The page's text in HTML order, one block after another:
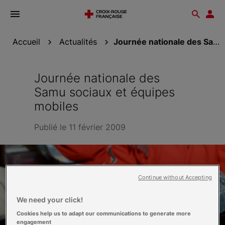
Ouvrir
Accueil Actualités Journée nationale des Samu sociaux et équipes...
Journée nationale des
Samu sociaux et équipes
mobiles
Publié le 11 février 2009
We need your click!
Cookies help us to adapt our communications to generate more
engagement
Continue without Accepting